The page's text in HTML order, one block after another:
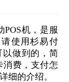
机，是服
使用杉易付
以做到的，简
消费，支付怎
细的介绍。